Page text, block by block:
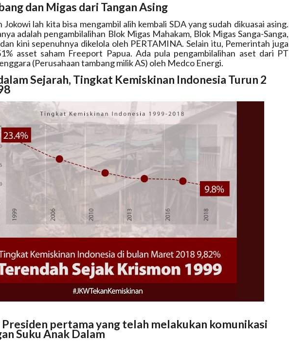
dan Migas dari Tangan Asing
lah kita bisa mengambil alih kembali SDA yang sudah dikuasai asing.
adalah pengambilalihan Blok Migas Mahakam, Blok Migas Sanga-Sanga,
kini sepenuhnya dikelola oleh PERTAMINA. Selain itu, Pemerintah juga
asset saham Freeport Papua. Ada pula pengambilalihan aset dari PT
(Perusahaan tambang milik AS) oleh Medco Energi.
Sejarah, Tingkat Kemiskinan Indonesia Turun 2
pertama yang telah melakukan komunikasi
Suku Anak Dalam